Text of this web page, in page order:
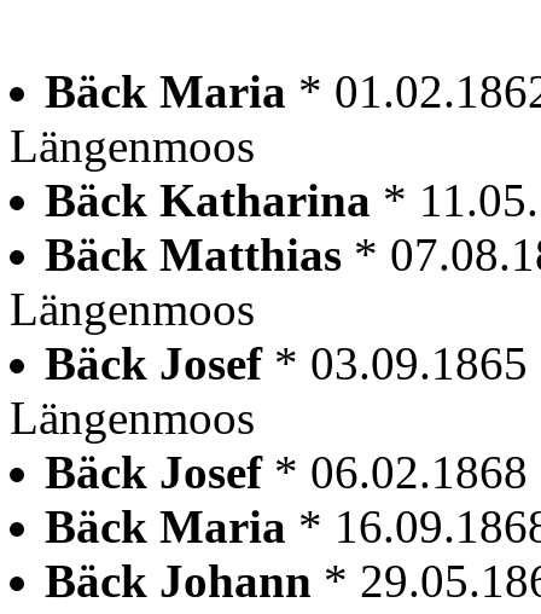
Bäck Maria *
Längenmoos
Bäck Katharina *
Bäck Matthias *
Längenmoos
Bäck Josef * 03.09.1865
Längenmoos
Bäck Josef * 06.02.1868
Bäck Maria *
Bäck Johann *